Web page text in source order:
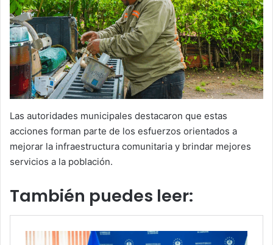
Las autoridades municipales destacaron que estas
acciones forman parte de los esfuerzos orientados a
mejorar la infraestructura comunitaria y brindar mejores
servicios a la población.
También puedes leer: